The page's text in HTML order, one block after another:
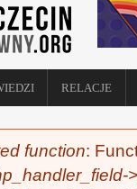
RELACJE
BŁĘDZIE
function: